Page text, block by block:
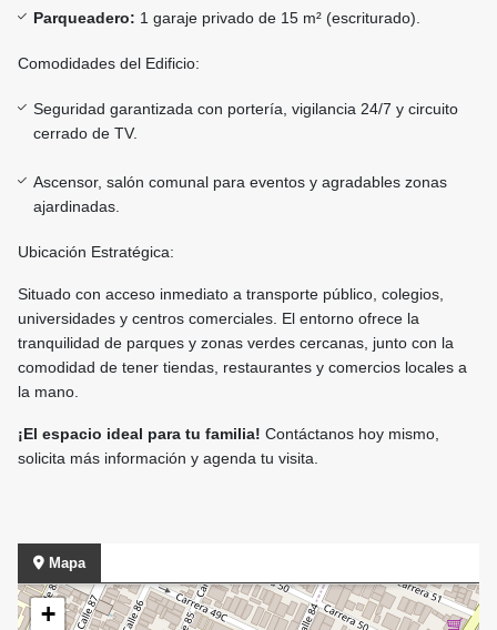
Parqueadero: 1 garaje privado de 15 m² (escriturado).
Comodidades del Edificio:
Seguridad garantizada con portería, vigilancia 24/7 y circuito
cerrado de TV.
Ascensor, salón comunal para eventos y agradables zonas
ajardinadas.
Ubicación Estratégica:
Situado con acceso inmediato a transporte público, colegios,
universidades y centros comerciales. El entorno ofrece la
tranquilidad de parques y zonas verdes cercanas, junto con la
comodidad de tener tiendas, restaurantes y comercios locales a
la mano.
¡El espacio ideal para tu familia! Contáctanos hoy mismo,
solicita más información y agenda tu visita.
Mapa
+